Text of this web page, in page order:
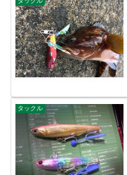
タックル